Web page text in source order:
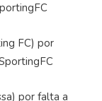
FC) por
por falta a